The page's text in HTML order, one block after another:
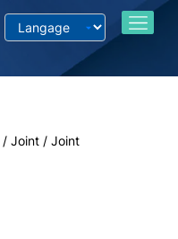
/ Joint / Joint